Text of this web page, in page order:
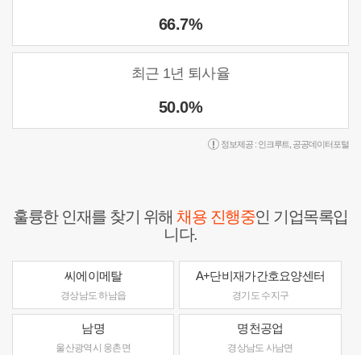
66.7%
최근 1년 퇴사율
50.0%
정보제공 : 인크루트 공공데이터포털
훌륭한 인재를 찾기 위해채용 진행중인 기업목록입
니다.
씨에이메탈
경상남도 하남읍
A+단비재가간호요양센터
경기도 수지구
남명
울산광역시 웅촌면
명천공업
경상남도 사남면